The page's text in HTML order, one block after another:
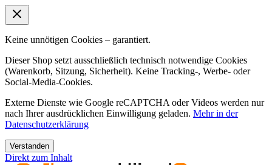
Keine unnötigen Cookies – garantiert.
Dieser Shop setzt ausschließlich technisch notwendige Cookies
(Warenkorb, Sitzung, Sicherheit). Keine Tracking-, Werbe- oder
Social-Media-Cookies.
Externe Dienste wie Google reCAPTCHA oder Videos werden nur
nach Ihrer ausdrücklichen Einwilligung geladen. Mehr in der
Datenschutzerklärung
Verstanden
Direkt zum Inhalt